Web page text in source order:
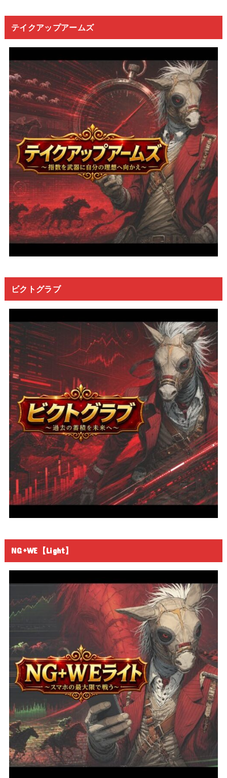
テイクアップアームズ
ビクトグラブ
NG+WE【Light】